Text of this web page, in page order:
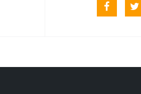
Facebook